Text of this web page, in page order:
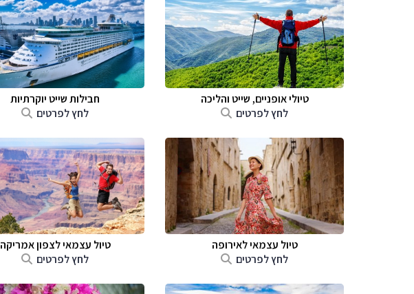
טיולי אופניים, שייט והליכה
לחץ לפרטים
חבילות שייט יוקרתיות
לחץ לפרטים
טיול עצמאי לאירופה
לחץ לפרטים
טיול עצמאי לצפון אמריקה
לחץ לפרטים